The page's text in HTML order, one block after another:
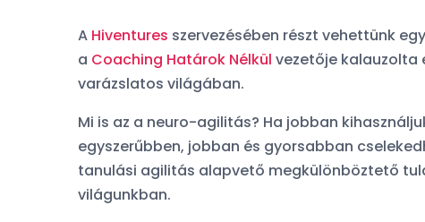
A Hiventures szervezésében részt vehettünk
a Coaching Határok Nélkül vezetője kalauzolta
varázslatos világában.
Mi is az a neuro-agilitás? Ha jobban
egyszerűbben, jobban és gyorsabban
tanulási agilitás alapvető megkülönböztető
világunkban.
Orvosfoglalási szokásokról
készült kérdőívünk